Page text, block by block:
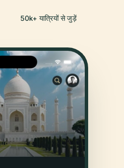
50k+ यात्रियों से जुड़ें